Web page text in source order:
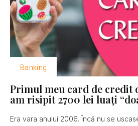
Banking
Primul meu card de credit
am risipit 2700 lei luaţi
Era vara anului 2006. Încă nu se